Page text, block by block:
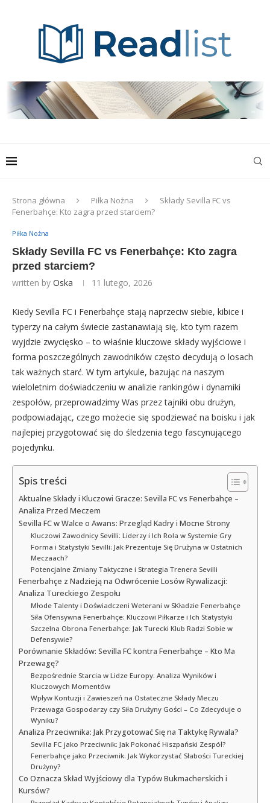
Strona główna Piłka Nożna
Składy Sevilla FC vs
Fenerbahçe: Kto zagra przed starciem?
Piłka Nożna
Składy Sevilla FC vs Fenerbahçe: Kto zagra
przed starciem?
written by Oska 11 lutego, 2026
Kiedy Sevilla FC i Fenerbahçe stają naprzeciw siebie, kibice i
typerzy na całym świecie zastanawiają się, kto tym razem
wyjdzie zwycięsko – to właśnie kluczowe składy wyjściowe i
forma poszczególnych zawodników często decydują o losach
tak ważnych starć. W tym artykule, bazując na naszym
wieloletnim doświadczeniu w analizie rankingów i dynamiki
zespołów, przeprowadzimy Was przez tajniki obu drużyn,
podpowiadając, czego możecie się spodziewać na boisku i jak
najlepiej przygotować się do śledzenia tego fascynującego
pojedynku.
Spis treści
Aktualne Składy i Kluczowi Gracze: Sevilla FC vs Fenerbahçe –
Analiza Przed Meczem
Sevilla FC w Walce o Awans: Przegląd Kadry i Mocne Strony
Kluczowi Zawodnicy Sevilli: Liderzy i Ich Rola w Systemie Gry
Forma i Statystyki Sevilli: Jak Prezentuje Się Drużyna w Ostatnich
Meczaach?
Potencjalne Zmiany Taktyczne i Strategia Trenera Sevilli
Fenerbahçe z Nadzieją na Odwrócenie Losów Rywalizacji:
Analiza Tureckiego Zespołu
Młode Talenty i Doświadczeni Weterani w SKładzie Fenerbahçe
Siła Ofensywna Fenerbahçe: Kluczowi Piłkarze i Ich Statystyki
Szczelna Obrona Fenerbahçe: Jak Turecki Klub Radzi Sobie w
Defensywie?
Porównanie Składów: Sevilla FC kontra Fenerbahçe – Kto Ma
Przewagę?
Bezpośrednie Starcia w Lidze Europy: Analiza Wyników i
Kluczowych Momentów
Wpływ Kontuzji i Zawieszeń na Ostateczne Składy Meczu
Przewaga Gospodarzy czy Siła Drużyny Gości – Co Zdecyduje o
Wyniku?
Analiza Przeciwnika: Jak Przygotować Się na Taktykę Rywala?
Sevilla FC jako Przeciwnik: Jak Pokonać Hiszpański Zespół?
Fenerbahçe jako Przeciwnik: Jak Wykorzystać Słabości Tureckiej
Drużyny?
Co Oznacza Skład Wyjściowy dla Typów Bukmacherskich i
Kursów?